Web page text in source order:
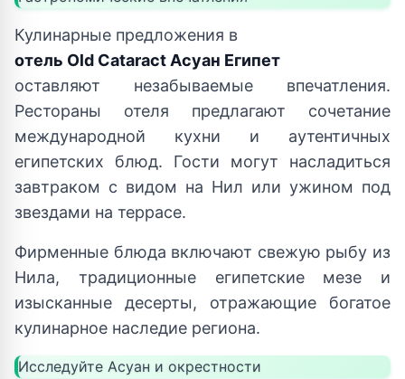
Кулинарные предложения в
отель Old Cataract Асуан Египет
оставляют незабываемые впечатления.
Рестораны отеля предлагают сочетание
международной кухни и аутентичных
египетских блюд. Гости могут насладиться
завтраком с видом на Нил или ужином под
звездами на террасе.
Фирменные блюда включают свежую рыбу из
Нила, традиционные египетские мезе и
изысканные десерты, отражающие богатое
кулинарное наследие региона.
Исследуйте Асуан и окрестности